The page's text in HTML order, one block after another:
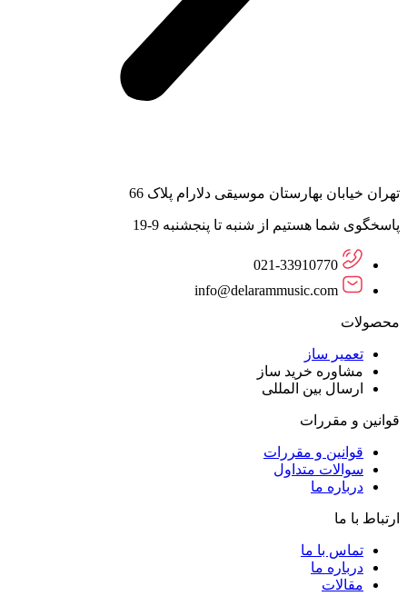
تهران خیابان بهارستان موسیقی دلارام پلاک 66
پاسخگوی شما هستیم از شنبه تا پنجشنبه 9-19
021-33910770
info@delarammusic.com
محصولات
تعمیر ساز
مشاوره خرید ساز
ارسال بین المللی
قوانین و مقررات
قوانین و مقررات
سوالات متداول
درباره ما
ارتباط با ما
تماس با ما
درباره ما
مقالات